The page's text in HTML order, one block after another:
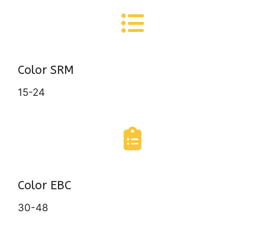
Color SRM
15-24
Color EBC
30-48